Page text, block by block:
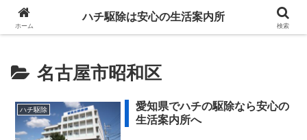
名古屋市昭和区
ハチ駆除
愛知県でハチの駆除なら安心の
生活案内所へ
ホーム
ハチ駆除は安心の生活案内所
検索